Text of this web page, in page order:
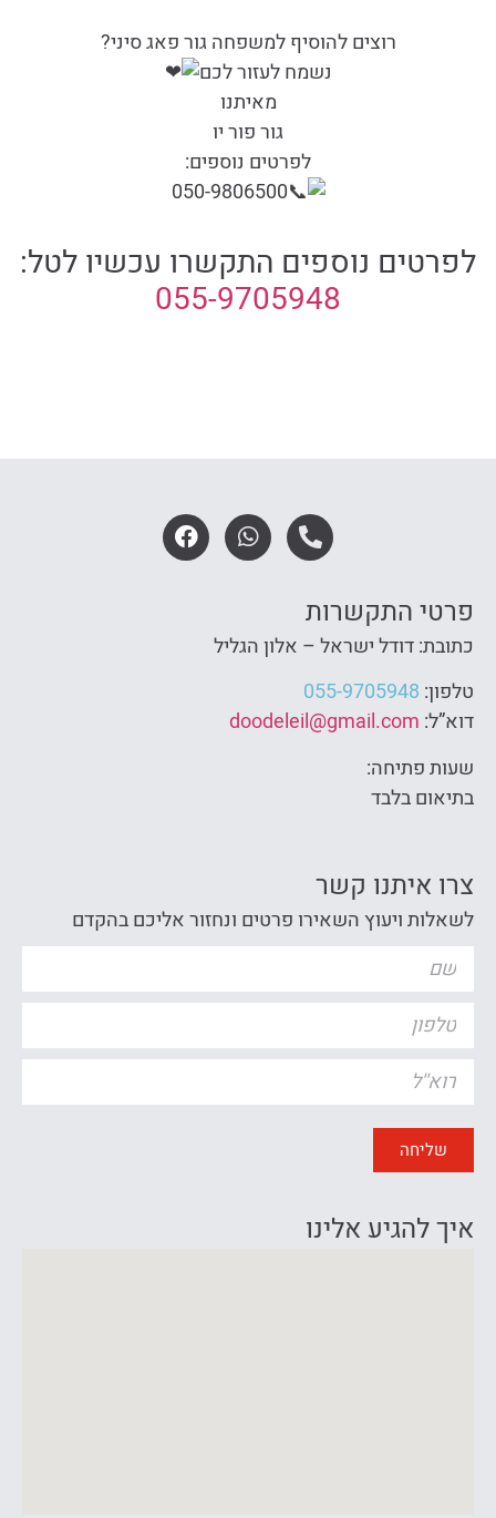
רוצים להוסיף למשפחה גור פאג סיני?
נשמח לעזור לכם
מאיתנו
גור פור יו
לפרטים נוספים:
050-9806500
לפרטים נוספים התקשרו עכשיו לטל:
055-9705948
פרטי התקשרות
כתובת: דודל ישראל – אלון הגליל
טלפון: 055-9705948
דוא”ל: doodeleil@gmail.com
שעות פתיחה:
בתיאום בלבד
צרו איתנו קשר
לשאלות ויעוץ השאירו פרטים ונחזור אליכם בהקדם
שליחה
איך להגיע אלינו